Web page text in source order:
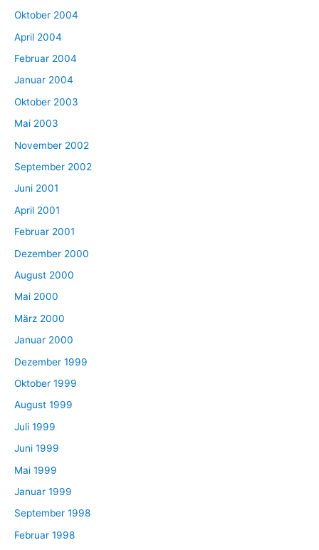
Oktober 2004
April 2004
Februar 2004
Januar 2004
Oktober 2003
Mai 2003
November 2002
September 2002
Juni 2001
April 2001
Februar 2001
Dezember 2000
August 2000
Mai 2000
März 2000
Januar 2000
Dezember 1999
Oktober 1999
August 1999
Juli 1999
Juni 1999
Mai 1999
Januar 1999
September 1998
Februar 1998